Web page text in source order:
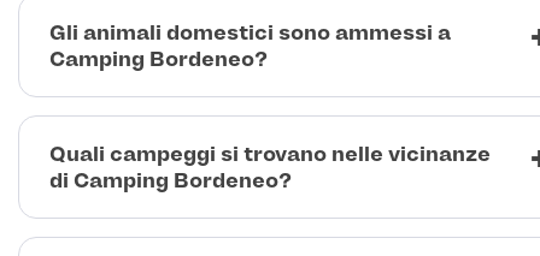
Gli animali domestici sono ammessi a
Camping Bordeneo?
Quali campeggi si trovano nelle vicinanze
di Camping Bordeneo?